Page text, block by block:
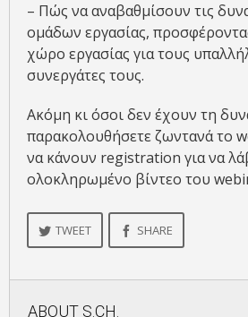
– Πώς να αναβαθμίσουν τις
ομάδων εργασίας,
χώρο εργασίας για τους
συνεργάτες τους.
Ακόμη κι όσοι δεν έχουν τη
παρακολουθήσετε ζωντανά το
να κάνουν registration για να
ολοκληρωμένο βίντεο του
TWEET SHARE
ABOUT S.CH.